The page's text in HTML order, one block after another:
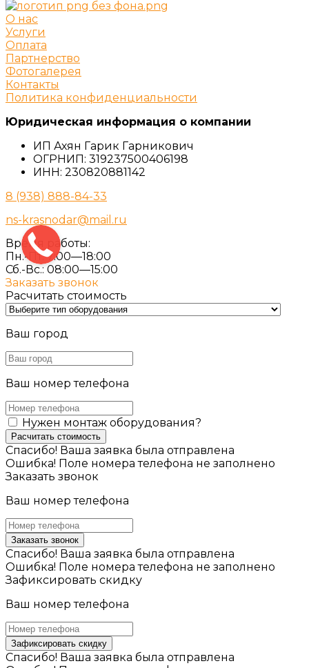
О нас
Услуги
Оплата
Партнерство
Фотогалерея
Контакты
Политика конфиденциальности
Юридическая информация о компании
ИП Ахян Гарик Гарникович
ОГРНИП: 319237500406198
ИНН: 230820881142
8 (938) 888-84-33
ns-krasnodar@mail.ru
Время работы:
Пн.-Пт. 7:00—18:00
Сб.-Вс.: 08:00—15:00
Заказать звонок
Расчитать стоимость
Ваш город
Ваш номер телефона
Нужен монтаж оборудования?
Расчитать стоимость
Спасибо! Ваша заявка была отправлена
Ошибка! Поле номера телефона не заполнено
Заказать звонок
Ваш номер телефона
Заказать звонок
Спасибо! Ваша заявка была отправлена
Ошибка! Поле номера телефона не заполнено
Зафиксировать скидку
Ваш номер телефона
Зафиксировать скидку
Спасибо! Ваша заявка была отправлена